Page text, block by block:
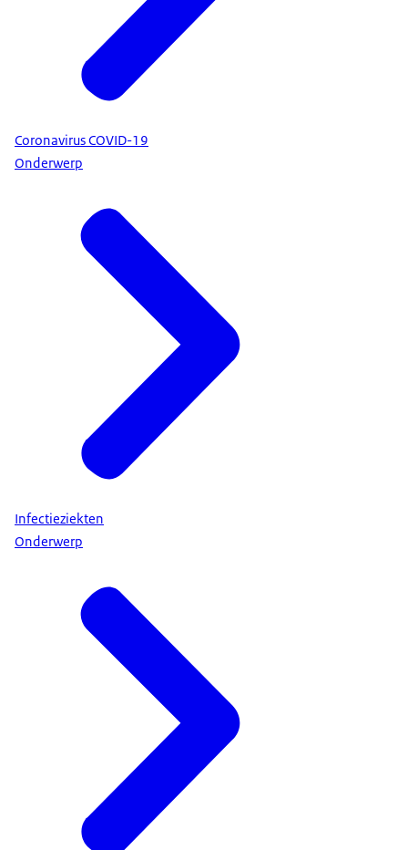
Coronavirus COVID-19
Onderwerp
Infectieziekten
Onderwerp